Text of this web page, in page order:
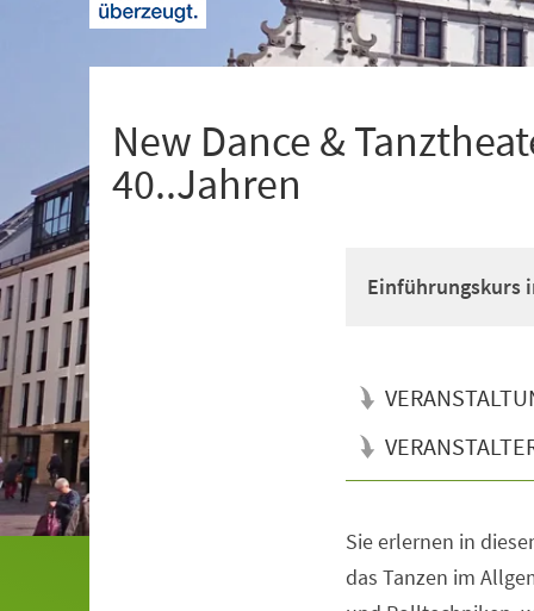
New Dance &
40..Jahren
Einführungskurs
Sie erlernen in
das Tanzen im